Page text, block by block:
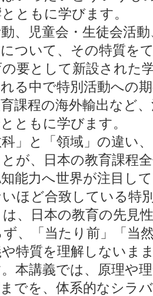
ともに学びます。
、児童会・生徒会活
について、その特質を
要として新設された
る中で特別活動への
課程の海外輸出など
ともに学びます。
」と「領域」の違い
が、日本の教育課程
能力へ世界が注目し
ほど合致している特
、日本の教育の先見
、「当たり前」「当
特質を理解しないま
本講義では、原理や
でを、体系的なシラ